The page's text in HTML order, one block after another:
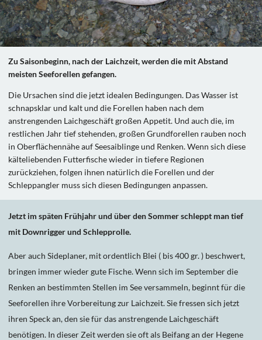
Zu Saisonbeginn, nach der Laichzeit, werden die mit Abstand
meisten Seeforellen gefangen.
Die Ursachen sind die jetzt idealen Bedingungen. Das Wasser ist
schnapsklar und kalt und die Forellen haben nach dem
anstrengenden Laichgeschäft großen Appetit. Und auch die, im
restlichen Jahr tief stehenden, großen Grundforellen rauben noch
in Oberflächennähe auf Seesaiblinge und Renken. Wenn sich diese
kälteliebenden Futterfische wieder in tiefere Regionen
zurückziehen, folgen ihnen natürlich die Forellen und der
Schleppangler muss sich diesen Bedingungen anpassen.
Jetzt im späten Frühjahr und über den Sommer schleppt man tief
mit Downrigger und Schlepprolle.
Aber auch Sideplaner, mit ordentlich Blei ( bis 400 gr. ) beschwert,
bringen immer wieder gute Fische. Wenn sich im September die
Renken an bestimmten Stellen im See versammeln, beginnt für die
Seeforellen ihre Vorbereitung zur Laichzeit. Sie fressen sich jetzt
ihren Speck an, den sie für das anstrengende Laichgeschäft
benötigen. In dieser Zeit werden sie oft als Beifang an der Hegene